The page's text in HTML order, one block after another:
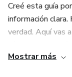
Creé esta guía
información clara.
verdad. Aquí vas
qué esperar una
Mostrar más